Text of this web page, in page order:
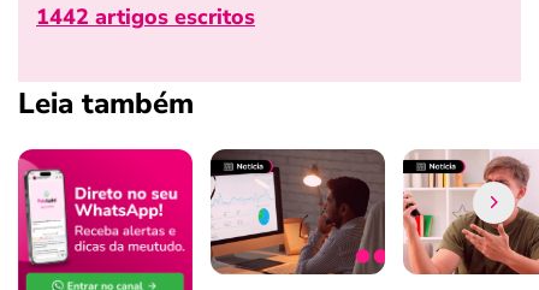
1442 artigos escritos
Leia também